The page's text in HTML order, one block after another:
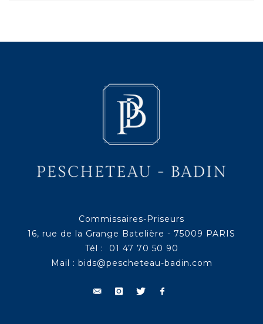
Commissaires-Priseurs
16, rue de la Grange Batelière - 75009 PARIS
Tél : 01 47 70 50 90
Mail : bids@pescheteau-badin.com